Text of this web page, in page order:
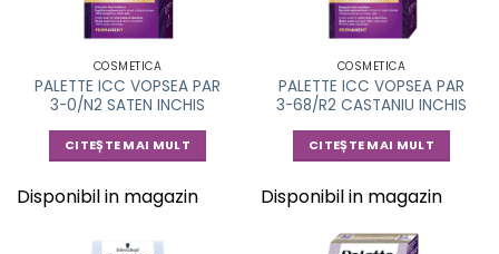
COSMETICA
PALETTE ICC VOPSEA PAR
3-0/N2 SATEN INCHIS
CITEȘTE MAI MULT
Disponibil in magazin
COSMETICA
PALETTE ICC VOPSEA PAR
3-68/R2 CASTANIU INCHIS
CITEȘTE MAI MULT
Disponibil in magazin